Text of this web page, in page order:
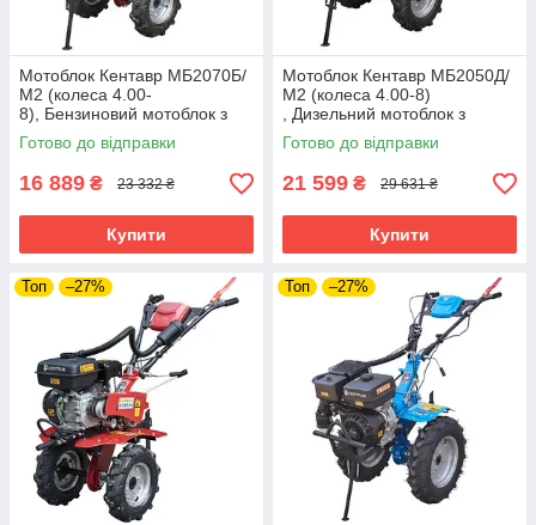
Мотоблок Кентавр МБ2070Б/
М2 (колеса 4.00-
8), Бензиновий мотоблок з
повітряним охолодженням і
потужністю 7 л . с.
Готово до відправки
16 889 ₴ 23 332 ₴
Купити
Мотоблок Кентавр МБ2050Д/
М2 (колеса 4.00-8)
, Дизельний мотоблок з
повітряним охолодженням і
потужністю 5 к.с.
Готово до відправки
21 599 ₴ 29 631 ₴
Купити
Топ –27% Топ –27%